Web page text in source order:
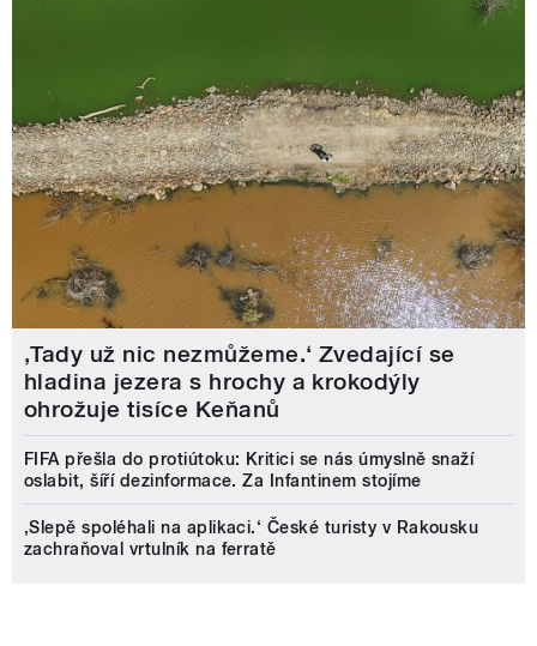
‚Tady už nic nezmůžeme.‘ Zvedající se
hladina jezera s hrochy a krokodýly
ohrožuje tisíce Keňanů
FIFA přešla do protiútoku: Kritici se nás úmyslně snaží
oslabit, šíří dezinformace. Za Infantinem stojíme
‚Slepě spoléhali na aplikaci.‘ České turisty v Rakousku
zachraňoval vrtulník na ferratě